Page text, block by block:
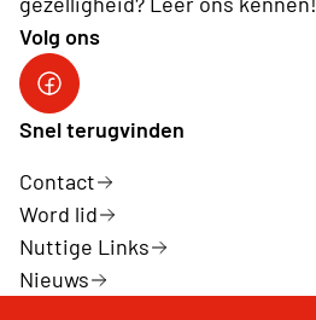
Volg ons
Neos DiNA
Snel terugvinden
Contact
Word lid
Nuttige Links
Nieuws